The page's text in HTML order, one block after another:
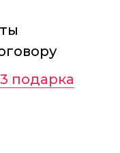
подарка